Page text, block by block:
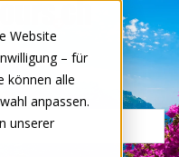
Website
– für
können alle
anpassen.
unserer